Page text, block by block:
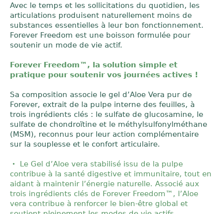
Avec le temps et les sollicitations du quotidien, les
articulations produisent naturellement moins de
substances essentielles à leur bon fonctionnement.
Forever Freedom est une boisson formulée pour
soutenir un mode de vie actif.
Forever Freedom™, la solution simple et
pratique pour soutenir vos journées actives !
Sa composition associe le gel d’Aloe Vera pur de
Forever, extrait de la pulpe interne des feuilles, à
trois ingrédients clés : le sulfate de glucosamine, le
sulfate de chondroïtine et le méthylsulfonylméthane
(MSM), reconnus pour leur action complémentaire
sur la souplesse et le confort articulaire.
Le Gel d’Aloe vera stabilisé issu de la pulpe
contribue à la santé digestive et immunitaire, tout en
aidant à maintenir l’énergie naturelle. Associé aux
trois ingrédients clés de Forever Freedom™, l’Aloe
vera contribue à renforcer le bien-être global et